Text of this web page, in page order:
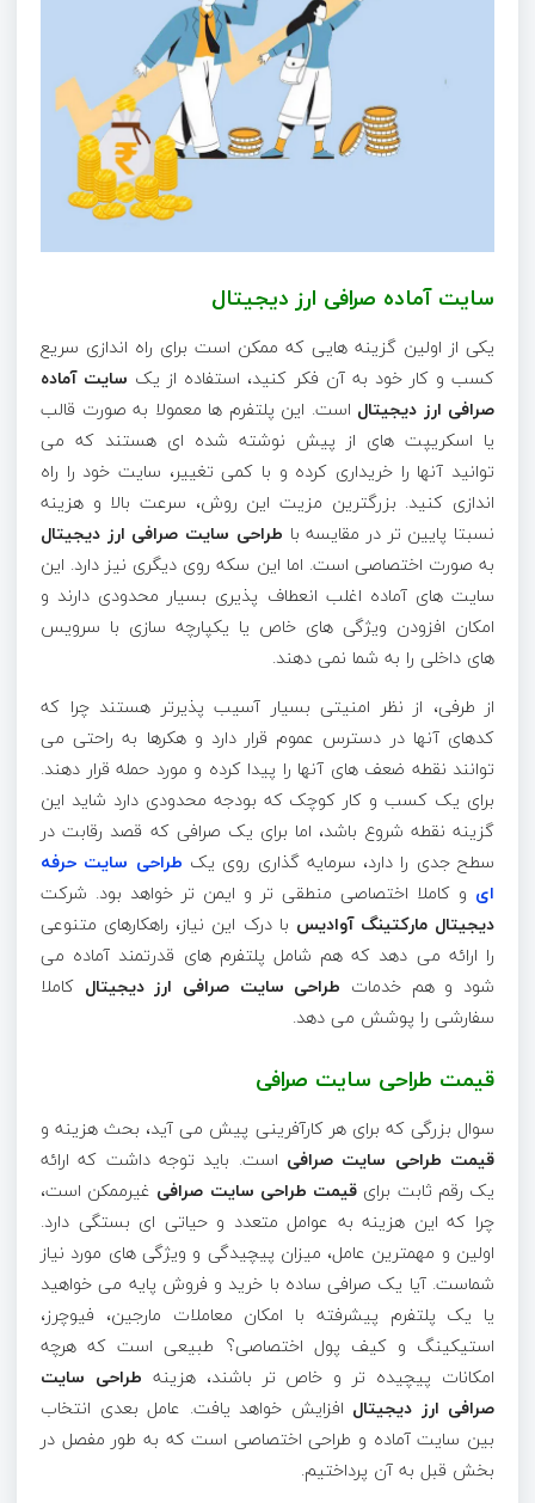
سایت آماده صرافی ارز دیجیتال
یکی از اولین گزینه هایی که ممکن است برای راه اندازی سریع
کسب و کار خود به آن فکر کنید، استفاده از یک سایت آماده
صرافی ارز دیجیتال است. این پلتفرم ها معمولا به صورت قالب
یا اسکریپت های از پیش نوشته شده ای هستند که می
توانید آنها را خریداری کرده و با کمی تغییر، سایت خود را راه
اندازی کنید. بزرگترین مزیت این روش، سرعت بالا و هزینه
نسبتا پایین تر در مقایسه با طراحی سایت صرافی ارز دیجیتال
به صورت اختصاصی است. اما این سکه روی دیگری نیز دارد. این
سایت های آماده اغلب انعطاف پذیری بسیار محدودی دارند و
امکان افزودن ویژگی های خاص یا یکپارچه سازی با سرویس
های داخلی را به شما نمی دهند.
از طرفی، از نظر امنیتی بسیار آسیب پذیرتر هستند چرا که
کدهای آنها در دسترس عموم قرار دارد و هکرها به راحتی می
توانند نقطه ضعف های آنها را پیدا کرده و مورد حمله قرار دهند.
برای یک کسب و کار کوچک که بودجه محدودی دارد شاید این
گزینه نقطه شروع باشد، اما برای یک صرافی که قصد رقابت در
سطح جدی را دارد، سرمایه گذاری روی یک طراحی سایت حرفه
ای و کاملا اختصاصی منطقی تر و ایمن تر خواهد بود. شرکت
دیجیتال مارکتینگ آوادیس با درک این نیاز، راهکارهای متنوعی
را ارائه می دهد که هم شامل پلتفرم های قدرتمند آماده می
شود و هم خدمات طراحی سایت صرافی ارز دیجیتال کاملا
سفارشی را پوشش می دهد.
قیمت طراحی سایت صرافی
سوال بزرگی که برای هر کارآفرینی پیش می آید، بحث هزینه و
قیمت طراحی سایت صرافی است. باید توجه داشت که ارائه
یک رقم ثابت برای قیمت طراحی سایت صرافی غیرممکن است،
چرا که این هزینه به عوامل متعدد و حیاتی ای بستگی دارد.
اولین و مهمترین عامل، میزان پیچیدگی و ویژگی های مورد نیاز
شماست. آیا یک صرافی ساده با خرید و فروش پایه می خواهید
یا یک پلتفرم پیشرفته با امکان معاملات مارجین، فیوچرز،
استیکینگ و کیف پول اختصاصی؟ طبیعی است که هرچه
امکانات پیچیده تر و خاص تر باشند، هزینه طراحی سایت
صرافی ارز دیجیتال افزایش خواهد یافت. عامل بعدی انتخاب
بین سایت آماده و طراحی اختصاصی است که به طور مفصل در
بخش قبل به آن پرداختیم.